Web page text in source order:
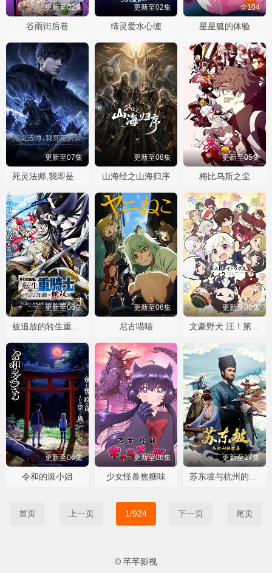
更新至02集
谷雨街后巷
更新至02集
缔灵爱水心缠
全104
星星狐的体验
更新至07集
死灵法师,我即是天灾2026
更新至08集
山海经之山海归序
更新至05集
梅比乌斯之尘
更新至06集 更新至06集
尼古喵喵
更新至06集
文豪野犬 汪！第二季
更新至06集
令和的斑小姐
更新至06集
少女怪兽焦糖味
更新至17集
首页 上一页 1/924 下一页 尾页
© 芊芊影视